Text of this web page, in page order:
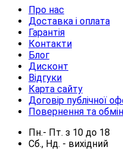
Про нас
Доставка і оплата
Гарантія
Контакти
Блог
Дисконт
Відгуки
Карта сайту
Договір публічної
Повернення та обмін
Пн.- Пт. з 10 до 18
Сб., Нд. - вихідний